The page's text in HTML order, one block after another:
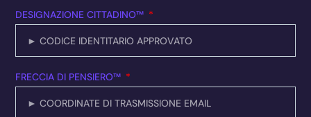
DESIGNAZIONE CITTADINO™
FRECCIA DI PENSIERO™